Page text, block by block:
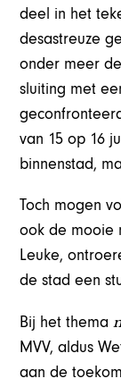
deel in het
desastreuze
onder meer
sluiting met
van 15 op 16
binnenstad,
Toch mogen
ook de mooie
Leuke,
de stad een
Bij het thema
MVV, aldus
aan de